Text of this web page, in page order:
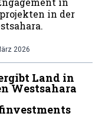
in der
2026
Land in
Westsahara